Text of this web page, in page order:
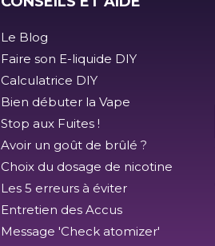
Le Blog
Faire son E-liquide DIY
Calculatrice DIY
Bien débuter la Vape
Stop aux Fuites !
Avoir un goût de brûlé ?
Choix du dosage de nicotine
Les 5 erreurs à éviter
Entretien des Accus
Message 'Check atomizer'